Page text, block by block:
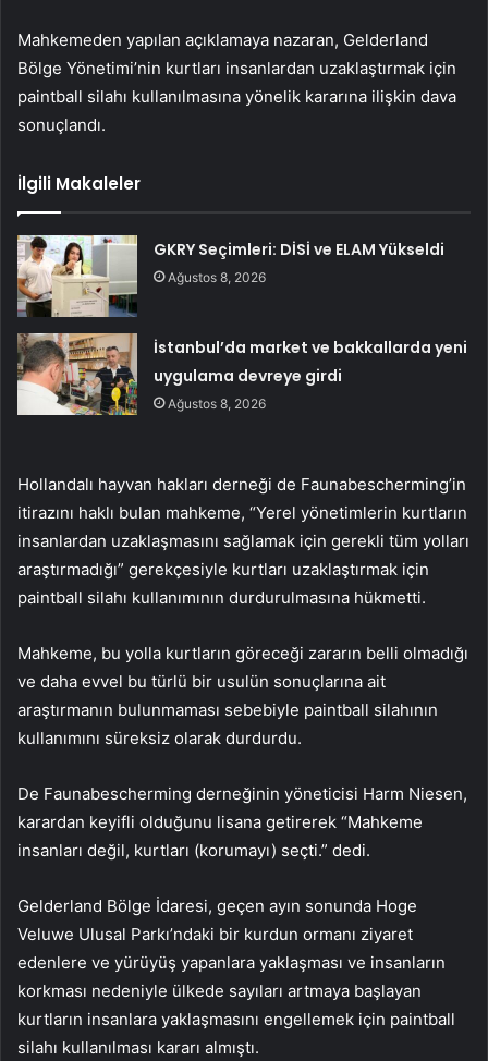
Mahkemeden yapılan açıklamaya nazaran, Gelderland
Bölge Yönetimi’nin kurtları insanlardan uzaklaştırmak için
paintball silahı kullanılmasına yönelik kararına ilişkin dava
sonuçlandı.
İlgili Makaleler
GKRY Seçimleri: DİSİ ve ELAM Yükseldi
Ağustos 8, 2026
İstanbul’da market ve bakkallarda yeni
uygulama devreye girdi
Ağustos 8, 2026
Hollandalı hayvan hakları derneği de Faunabescherming’in
itirazını haklı bulan mahkeme, “Yerel yönetimlerin kurtların
insanlardan uzaklaşmasını sağlamak için gerekli tüm yolları
araştırmadığı” gerekçesiyle kurtları uzaklaştırmak için
paintball silahı kullanımının durdurulmasına hükmetti.
Mahkeme, bu yolla kurtların göreceği zararın belli olmadığı
ve daha evvel bu türlü bir usulün sonuçlarına ait
araştırmanın bulunmaması sebebiyle paintball silahının
kullanımını süreksiz olarak durdurdu.
De Faunabescherming derneğinin yöneticisi Harm Niesen,
karardan keyifli olduğunu lisana getirerek “Mahkeme
insanları değil, kurtları (korumayı) seçti.” dedi.
Gelderland Bölge İdaresi, geçen ayın sonunda Hoge
Veluwe Ulusal Parkı’ndaki bir kurdun ormanı ziyaret
edenlere ve yürüyüş yapanlara yaklaşması ve insanların
korkması nedeniyle ülkede sayıları artmaya başlayan
kurtların insanlara yaklaşmasını engellemek için paintball
silahı kullanılması kararı almıştı.